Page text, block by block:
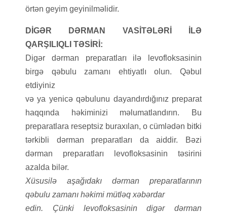
örtən geyim geyinilməlidir.
DİGƏR DƏRMAN VASİTƏLƏRİ İLƏ
QARŞILIQLI TƏSİRİ:
Digər dərman preparatları ilə levofloksasinin
birgə qəbulu zamanı ehtiyatlı olun. Qəbul
etdiyiniz
və ya yenicə qəbulunu dayandırdığınız preparat
haqqında həkiminizi məlumatlandırın. Bu
preparatlara reseptsiz buraxılan, o cümlədən bitki
tərkibli dərman preparatları da aiddir. Bəzi
dərman preparatları levofloksasinin təsirini
azalda bilər.
Xüsusilə aşağıdakı dərman preparatlarının
qəbulu zamanı həkimi mütləq xəbərdar
edin. Çünki levofloksasinin digər dərman